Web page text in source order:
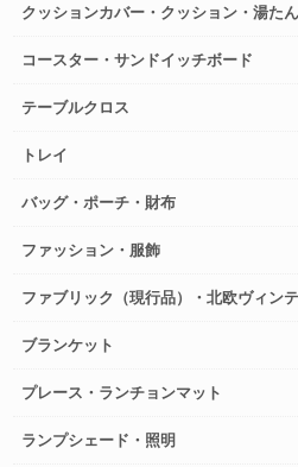
クッションカバー・クッション・湯た
コースター・サンドイッチボード
テーブルクロス
トレイ
バッグ・ポーチ・財布
ファッション・服飾
ファブリック（現行品）・北欧ヴィン
ブランケット
プレース・ランチョンマット
ランプシェード・照明